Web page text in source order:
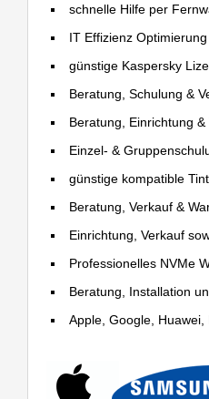
schnelle Hilfe per
IT Effizienz Optimierung
günstige Kaspersky
Beratung, Schulung &
Beratung, Einrichtung
Einzel- &
günstige kompatible
Beratung, Verkauf &
Einrichtung, Verkauf
Professionelles NVMe
Beratung, Installation
Apple, Google,